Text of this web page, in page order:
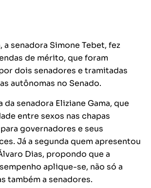
a senadora Simone Tebet, fez
de mérito, que foram
dois senadores e tramitadas
autônomas no Senado.
senadora Eliziane Gama, que
entre sexos nas chapas
governadores e seus
Já a segunda quem apresentou
Dias, propondo que a
aplique-se, não só a
também a senadores.